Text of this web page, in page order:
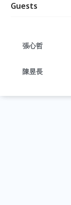
Guests
張心哲
陳昱長